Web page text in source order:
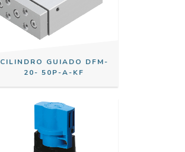
CILINDRO GUIADO DFM-
20- 50P-A-KF